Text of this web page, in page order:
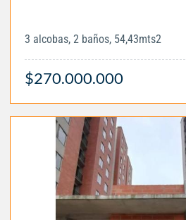
3 alcobas, 2 baños, 54,43mts2
$270.000.000